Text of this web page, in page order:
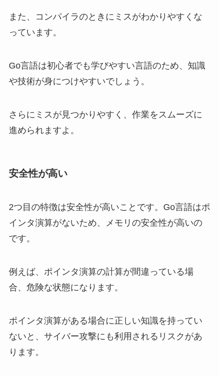
また、コンパイラのときにミスがわかりやすくな
っています。
Go言語は初心者でも学びやすい言語のため、知識
や技術が身につけやすいでしょう。
さらにミスが見つかりやすく、作業をスムーズに
進められますよ。
安全性が高い
2つ目の特徴は安全性が高いことです。Go言語はポ
インタ演算がないため、メモリの安全性が高いの
です。
例えば、ポインタ演算の計算が間違っている場
合、危険な状態になります。
ポインタ演算がある場合に正しい知識を持ってい
ないと、サイバー攻撃にも利用されるリスクがあ
ります。